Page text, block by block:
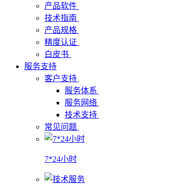
产品软件
技术指南
产品规格
精度认证
白皮书
服务支持
客户支持
服务体系
服务网络
技术支持
常见问题
7*24小时